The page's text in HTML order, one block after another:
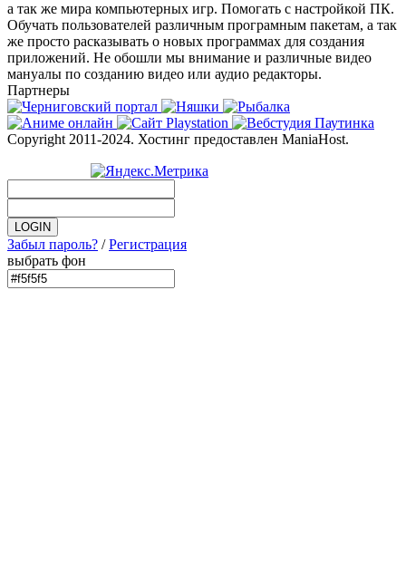
а так же мира компьютерных игр. Помогать с настройкой ПК.
Обучать пользователей различным програмным пакетам, а так
же просто расказывать о новых программах для создания
приложений. Не обошли мы внимание и различные видео
мануалы по созданию видео или аудио редакторы.
Партнеры
Copyright 2011-2024. Хостинг предоставлен ManiaHost.
Забыл пароль? /Регистрация
выбрать фон